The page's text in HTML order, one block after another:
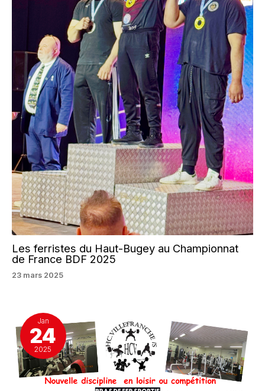
Les ferristes du Haut-Bugey au Championnat
de France BDF 2025
23 mars 2025
Jan
24
2025